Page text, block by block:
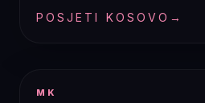
POSJETI KOSOVO →
MK